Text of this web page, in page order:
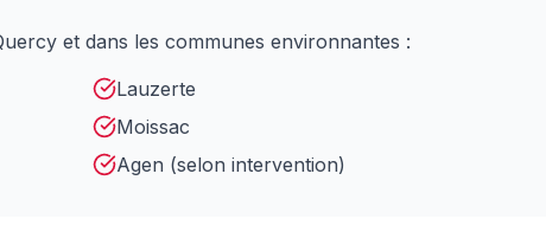
et dans les communes environnantes :
Lauzerte
Moissac
Agen (selon intervention)